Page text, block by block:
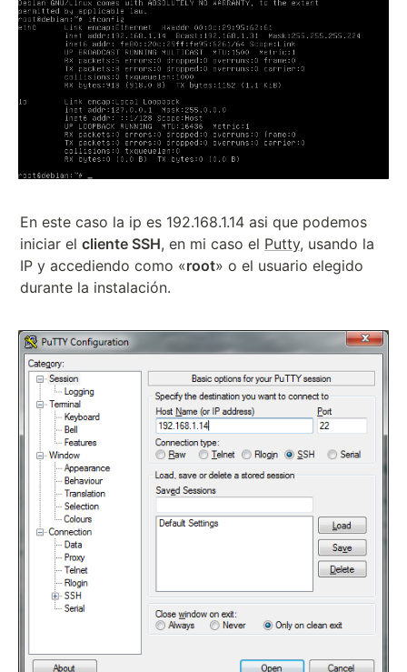
En este caso la ip es 192.168.1.14 asi que podemos
iniciar el cliente SSH, en mi caso el Putty, usando la
IP y accediendo como «root» o el usuario elegido
durante la instalación.